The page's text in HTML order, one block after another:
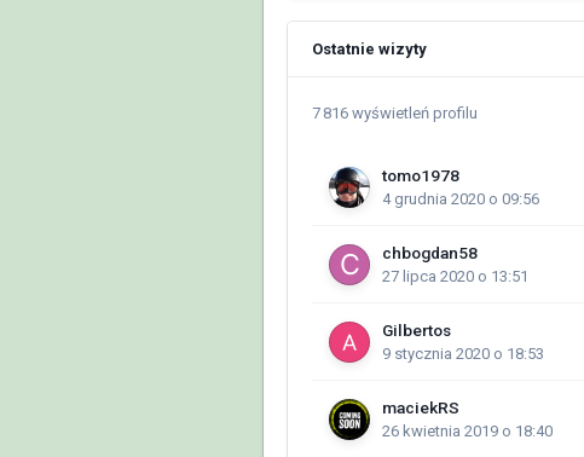
Ostatnie wizyty
7 816 wyświetleń profilu
tomo1978
4 grudnia 2020 o 09:56
chbogdan58
27 lipca 2020 o 13:51
Gilbertos
9 stycznia 2020 o 18:53
maciekRS
26 kwietnia 2019 o 18:40